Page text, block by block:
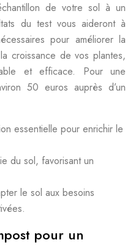
de votre sol à un
du test vous aideront à
pour améliorer la
croissance de vos plantes,
et efficace. Pour une
50 euros auprès d’un
essentielle pour enrichir le
du sol, favorisant un
le sol aux besoins
pour un